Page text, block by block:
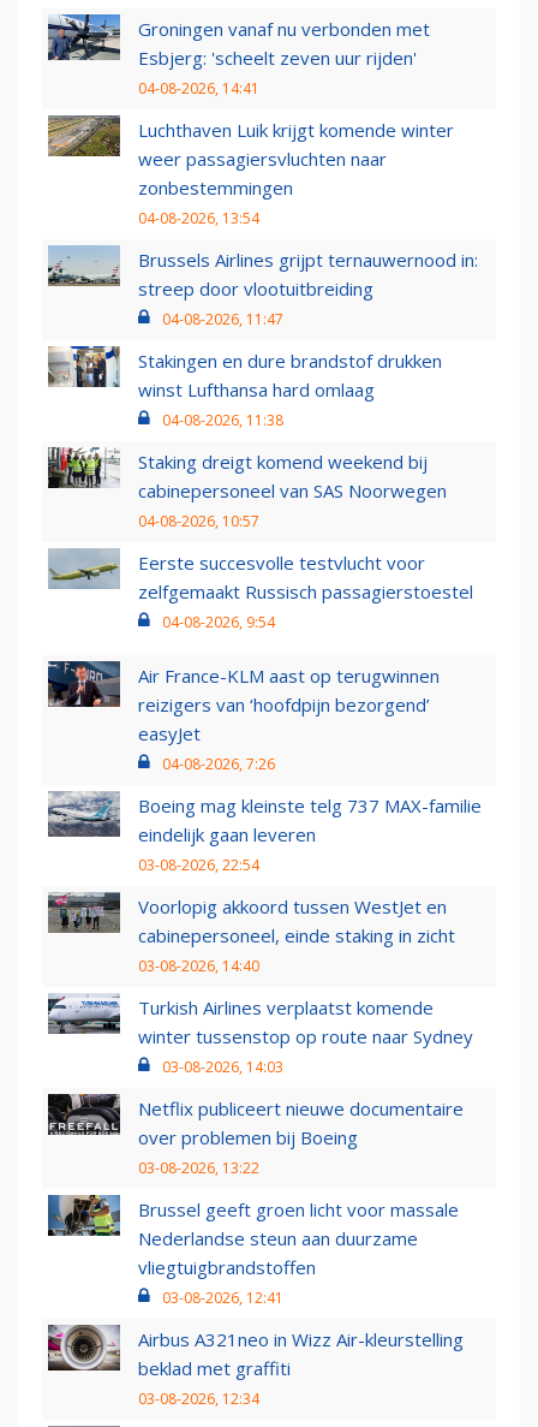
Groningen vanaf nu verbonden met
Esbjerg: 'scheelt zeven uur rijden'
04-08-2026, 14:41
Luchthaven Luik krijgt komende winter
weer passagiersvluchten naar
zonbestemmingen
04-08-2026, 13:54
Brussels Airlines grijpt ternauwernood in:
streep door vlootuitbreiding
04-08-2026, 11:47
Stakingen en dure brandstof drukken
winst Lufthansa hard omlaag
04-08-2026, 11:38
Staking dreigt komend weekend bij
cabinepersoneel van SAS Noorwegen
04-08-2026, 10:57
Eerste succesvolle testvlucht voor
zelfgemaakt Russisch passagierstoestel
04-08-2026, 9:54
Air France-KLM aast op terugwinnen
reizigers van ‘hoofdpijn bezorgend’
easyJet
04-08-2026, 7:26
Boeing mag kleinste telg 737 MAX-familie
eindelijk gaan leveren
03-08-2026, 22:54
Voorlopig akkoord tussen WestJet en
cabinepersoneel, einde staking in zicht
03-08-2026, 14:40
Turkish Airlines verplaatst komende
winter tussenstop op route naar Sydney
03-08-2026, 14:03
Netflix publiceert nieuwe documentaire
over problemen bij Boeing
03-08-2026, 13:22
Brussel geeft groen licht voor massale
Nederlandse steun aan duurzame
vliegtuigbrandstoffen
03-08-2026, 12:41
Airbus A321neo in Wizz Air-kleurstelling
beklad met graffiti
03-08-2026, 12:34